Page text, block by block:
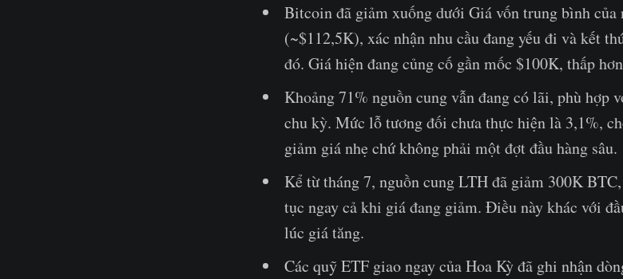
Bitcoin đã giảm xuống dưới Giá vốn trung bình của
(~$112,5K), xác nhận nhu cầu đang yếu đi và kết
đó. Giá hiện đang củng cố gần mốc $100K, thấp
Khoảng 71% nguồn cung vẫn đang có lãi, phù hợp
chu kỳ. Mức lỗ tương đối chưa thực hiện là 3,1%,
giảm giá nhẹ chứ không phải một đợt đầu hàng sâu.
Kể từ tháng 7, nguồn cung LTH đã giảm 300K
tục ngay cả khi giá đang giảm. Điều này khác với
lúc giá tăng.
Các quỹ ETF giao ngay của Hoa Kỳ đã ghi nhận